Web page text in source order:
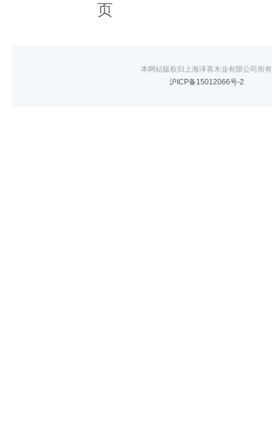
页
本网站版权归上海泽喜木业有限公司所有
沪ICP备15012066号-2